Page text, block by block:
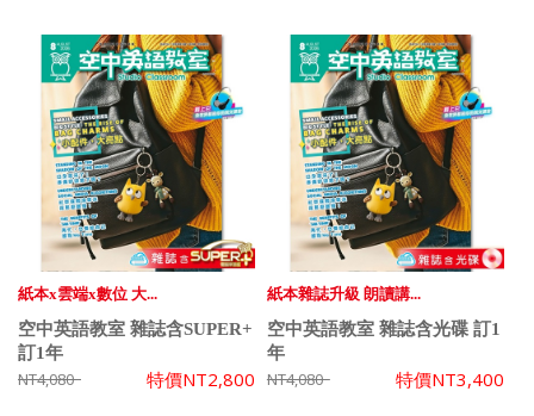
紙本x雲端x數位 大...
空中英語教室 雜誌含SUPER+
訂1年
NT4,080 特價NT2,800
紙本雜誌升級 朗讀講...
空中英語教室 雜誌含光碟 訂1
年
NT4,080 特價NT3,400